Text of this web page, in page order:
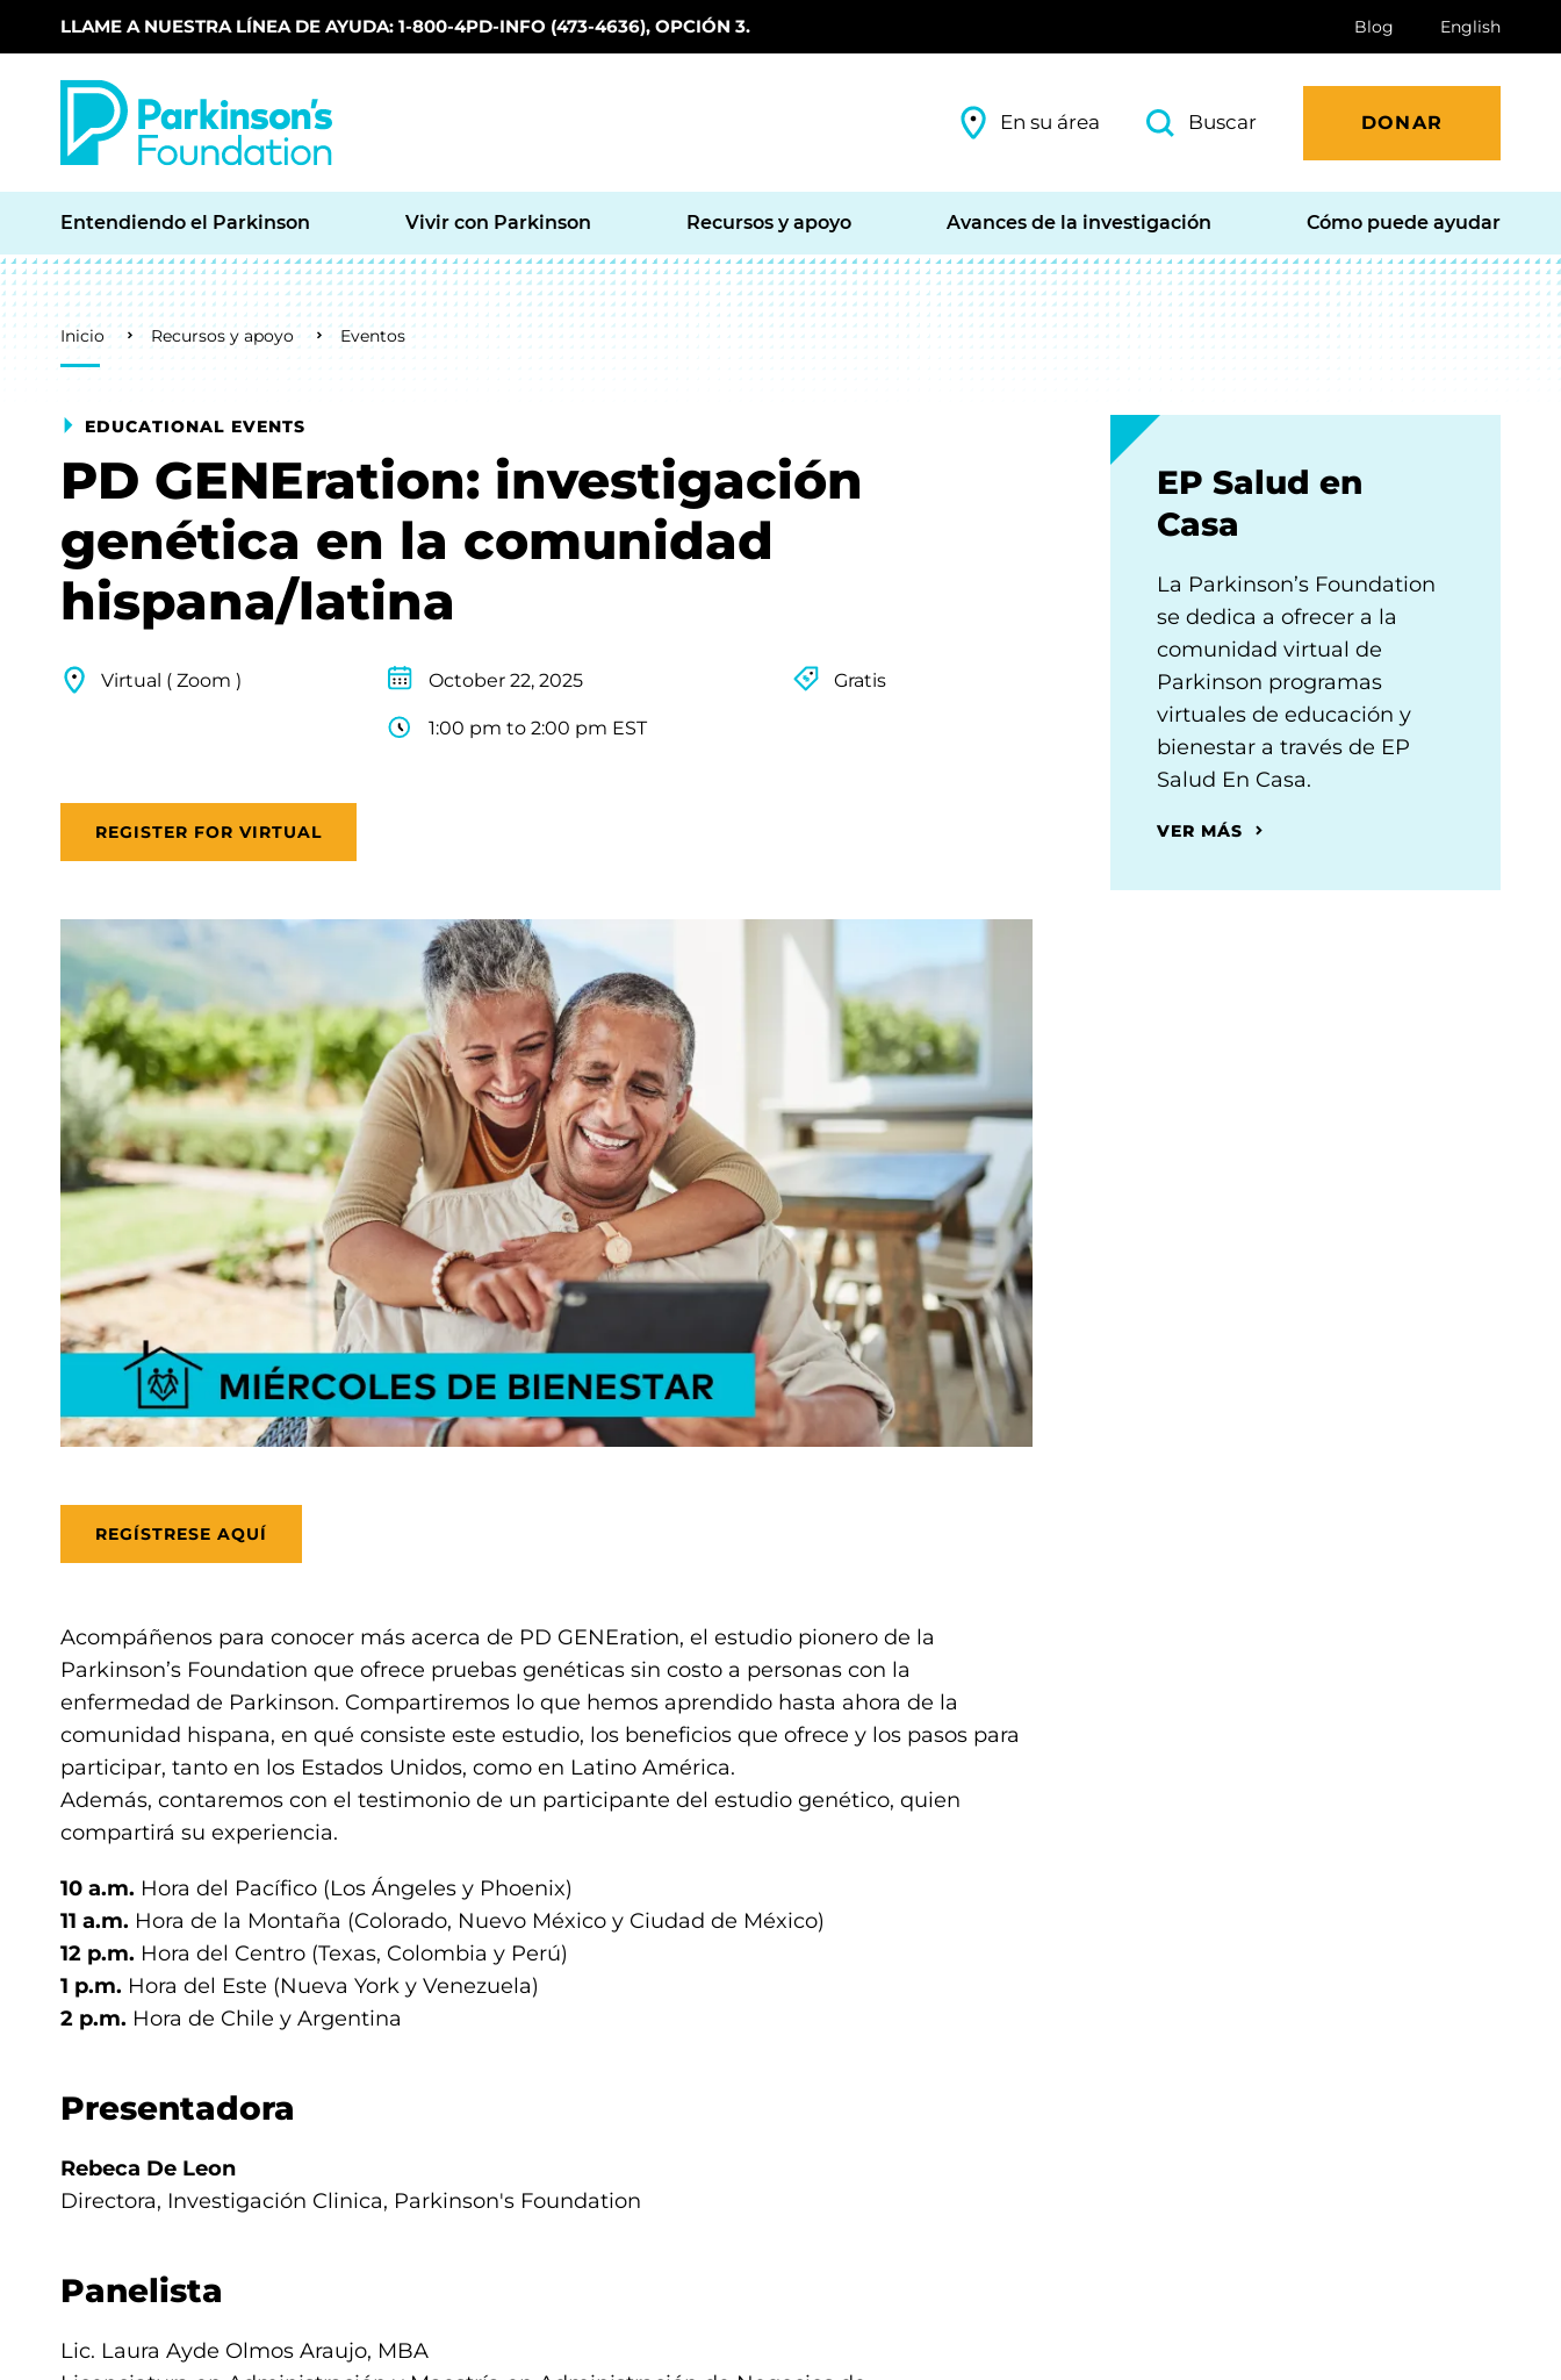
Skip to main content
LLAME A NUESTRA LÍNEA DE AYUDA: 1-800-4PD-INFO (473-4636), OPCIÓN 3. Blog English
En su área Buscar DONAR
Entendiendo el Parkinson Vivir con Parkinson Recursos y apoyo Avances de la investigación Cómo puede ayudar
Breadcrumb
Inicio Recursos y apoyo Eventos
EDUCATIONAL EVENTS
PD GENEration: investigación
genética en la comunidad
hispana/latina
Virtual ( Zoom ) October 22, 2025
1:00 pm to 2:00 pm EST
Gratis
REGISTER FOR VIRTUAL
REGÍSTRESE AQUÍ
Acompáñenos para conocer más acerca de PD GENEration, el estudio pionero de la
Parkinson’s Foundation que ofrece pruebas genéticas sin costo a personas con la
enfermedad de Parkinson. Compartiremos lo que hemos aprendido hasta ahora de la
comunidad hispana, en qué consiste este estudio, los beneficios que ofrece y los pasos para
participar, tanto en los Estados Unidos, como en Latino América.
Además, contaremos con el testimonio de un participante del estudio genético, quien
compartirá su experiencia.
10 a.m. Hora del Pacífico (Los Ángeles y Phoenix)
11 a.m. Hora de la Montaña (Colorado, Nuevo México y Ciudad de México)
12 p.m. Hora del Centro (Texas, Colombia y Perú)
1 p.m. Hora del Este (Nueva York y Venezuela)
2 p.m. Hora de Chile y Argentina
Presentadora
Rebeca De Leon
Directora, Investigación Clinica, Parkinson's Foundation
Panelista
Lic. Laura Ayde Olmos Araujo, MBA
EP Salud en
Casa
La Parkinson’s Foundation
se dedica a ofrecer a la
comunidad virtual de
Parkinson programas
virtuales de educación y
bienestar a través de EP
Salud En Casa.
VER MÁS